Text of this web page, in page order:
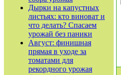
Дырки на капустных
листьях: кто виноват и
что делать? Спасаем
урожай без паники
Август: финишная
прямая в уходе за
томатами для
рекордного урожая